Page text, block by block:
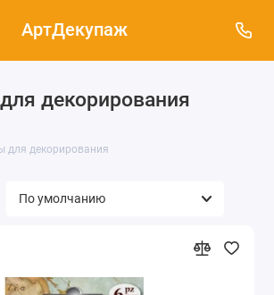
АртДекупаж
декорирования
для декорирования